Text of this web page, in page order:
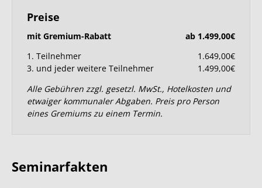
Preise
mit Gremium-Rabatt
ab 1.499,00€
1. Teilnehmer
1.649,00€
3. und jeder weitere Teilnehmer
1.499,00€
Alle Gebühren zzgl. gesetzl. MwSt., Hotelkosten und
etwaiger kommunaler Abgaben. Preis pro Person
eines Gremiums zu einem Termin.
Seminarfakten